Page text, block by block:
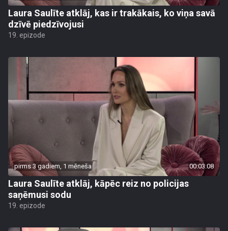
Laura Saulīte atklāj, kas ir trakākais, ko viņa savā
dzīvē piedzīvojusi
19. epizode
pirms 3 gadiem, 1 mēneša 00:03:08
Laura Saulīte atklāj, kāpēc reiz no policijas
saņēmusi sodu
19. epizode